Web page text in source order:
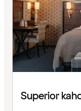
Superior